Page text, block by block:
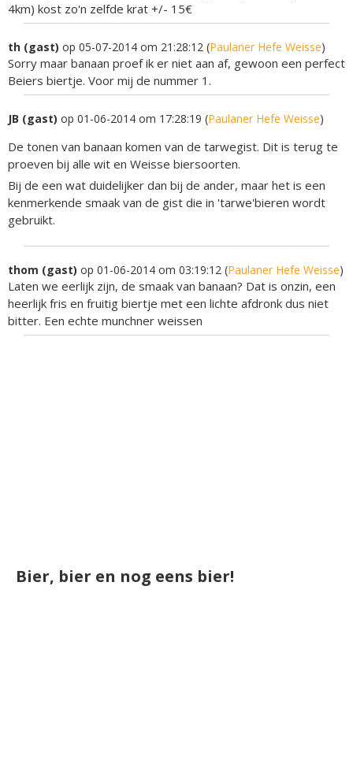
4km) kost zo'n zelfde krat +/- 15€
th (gast) op 05-07-2014 om 21:28:12 (Paulaner Hefe Weisse)
Sorry maar banaan proef ik er niet aan af, gewoon een perfect
Beiers biertje. Voor mij de nummer 1.
JB (gast) op 01-06-2014 om 17:28:19 (Paulaner Hefe Weisse)
De tonen van banaan komen van de tarwegist. Dit is terug te
proeven bij alle wit en Weisse biersoorten.
Bij de een wat duidelijker dan bij de ander, maar het is een
kenmerkende smaak van de gist die in 'tarwe'bieren wordt
gebruikt.
thom (gast) op 01-06-2014 om 03:19:12 (Paulaner Hefe Weisse)
Laten we eerlijk zijn, de smaak van banaan? Dat is onzin, een
heerlijk fris en fruitig biertje met een lichte afdronk dus niet
bitter. Een echte munchner weissen
Bier, bier en nog eens bier!